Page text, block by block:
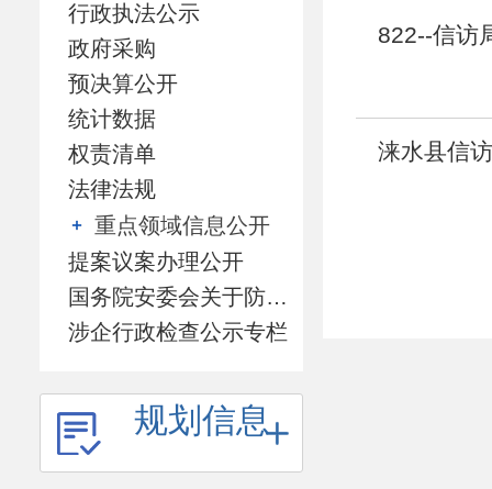
行政执法公示
政府采购
预决算公开
统计数据
权责清单
法律法规
重点领域信息公开
提案议案办理公开
国务院安委会关于防范遏制矿山领域重特大生产安全事故的硬措施专栏
涉企行政检查公示专栏
规划信息
822--信访
涞水县信